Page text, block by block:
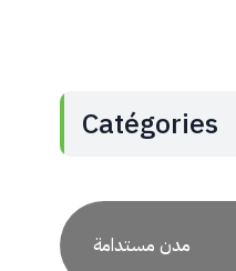
Catégories
مدن مستدامة